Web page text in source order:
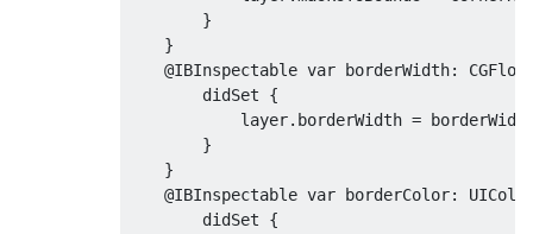
}
}
@IBInspectable var borderWidth:
        didSet
{
            layer
. borderWidth =
}
}
@IBInspectable var borderColor:
        didSet
{